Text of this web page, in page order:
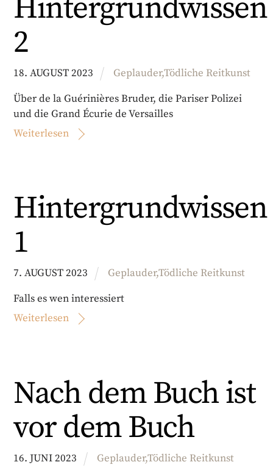
Hintergrundwissen
2
18.AUGUST 2023 Geplauder,Tödliche Reitkunst
Über de la Guérinières Bruder, die Pariser Polizei
und die Grand Écurie de Versailles
Weiterlesen
Hintergrundwissen
1
7.AUGUST 2023 Geplauder,Tödliche Reitkunst
Falls es wen interessiert
Weiterlesen
Nach dem Buch ist
vor dem Buch
16. JUNI 2023 Geplauder,Tödliche Reitkunst